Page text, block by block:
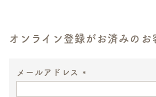
オンライン登録がお済みのお
メールアドレス